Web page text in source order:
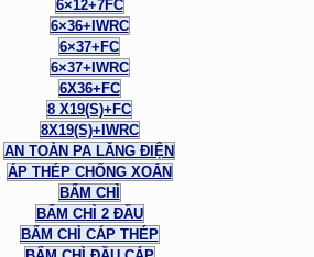
6×12+7FC
6×36+IWRC
6×37+FC
6×37+IWRC
6X36+FC
8 X19(S)+FC
8X19(S)+IWRC
AN TOÀN PA LĂNG ĐIỆN
ÁP THÉP CHỐNG XOẮN
BẤM CHÌ
BẤM CHÌ 2 ĐẦU
BẤM CHÌ CÁP THÉP